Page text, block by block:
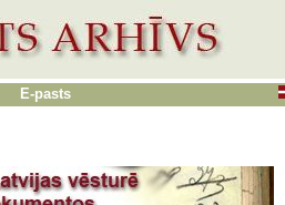
E-pasts